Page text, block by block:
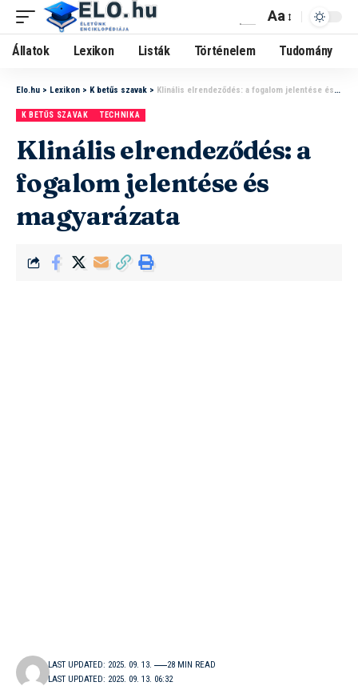
Aa
Állatok Lexikon Listák Történelem Tudomány
Elo.hu > Lexikon > K betűs szavak > Klinális elrendeződés: a fogalom jelentése és magyarázata
K BETŰS SZAVAK TECHNIKA
Klinális elrendeződés: a
fogalom jelentése és
magyarázata
LAST UPDATED: 2025. 09. 13. 06:32
LAST UPDATED: 2025. 09. 13. 28 MIN READ